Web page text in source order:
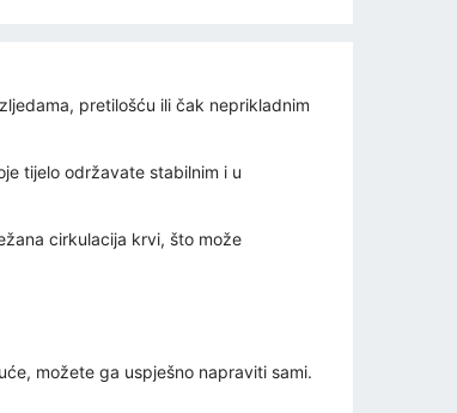
pretilošću ili čak neprikladnim
tijelo održavate stabilnim i u
cirkulacija krvi, što može
možete ga uspješno napraviti sami.